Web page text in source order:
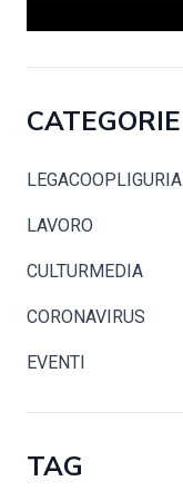
CATEGORIE
LEGACOOPLIGURIA
LAVORO
CULTURMEDIA
CORONAVIRUS
EVENTI
TAG